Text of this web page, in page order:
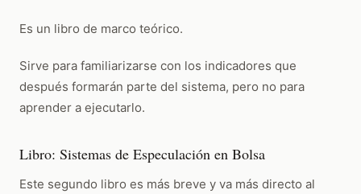
Es un libro de marco teórico.
Sirve para familiarizarse con los indicadores que
después formarán parte del sistema, pero no para
aprender a ejecutarlo.
Libro: Sistemas de Especulación en Bolsa
Este segundo libro es más breve y va más directo al